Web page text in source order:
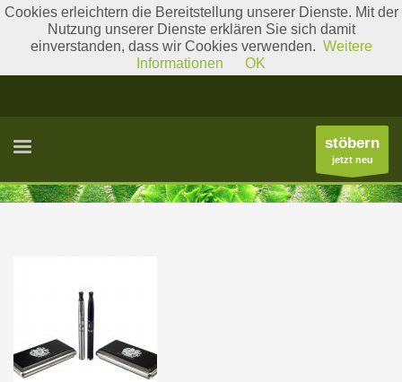
Literatur Gattungslisten
stöbern
jetzt neu
Cookies erleichtern die Bereitstellung unserer Dienste. Mit der
Nutzung unserer Dienste erklären Sie sich damit
einverstanden, dass wir Cookies verwenden. Weitere
Informationen
OK